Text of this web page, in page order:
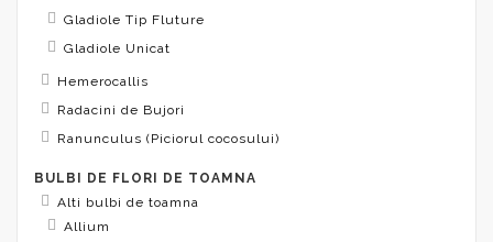
Gladiole Tip Fluture
Gladiole Unicat
Hemerocallis
Radacini de Bujori
Ranunculus (Piciorul cocosului)
BULBI DE FLORI DE TOAMNA
Alti bulbi de toamna
Allium